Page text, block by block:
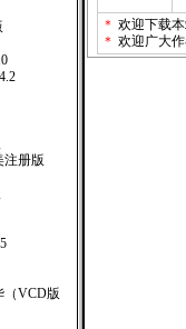
注册版
（VCD版
＊ 欢迎下载
＊ 欢迎广大